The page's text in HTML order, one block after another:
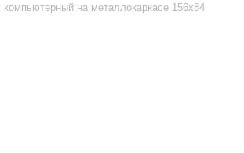
на металлокаркасе 156x84